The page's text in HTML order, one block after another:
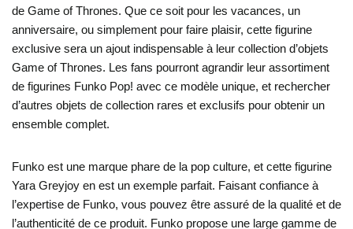
de Game of Thrones. Que ce soit pour les vacances, un
anniversaire, ou simplement pour faire plaisir, cette figurine
exclusive sera un ajout indispensable à leur collection d’objets
Game of Thrones. Les fans pourront agrandir leur assortiment
de figurines Funko Pop! avec ce modèle unique, et rechercher
d’autres objets de collection rares et exclusifs pour obtenir un
ensemble complet.
Funko est une marque phare de la pop culture, et cette figurine
Yara Greyjoy en est un exemple parfait. Faisant confiance à
l’expertise de Funko, vous pouvez être assuré de la qualité et de
l’authenticité de ce produit. Funko propose une large gamme de